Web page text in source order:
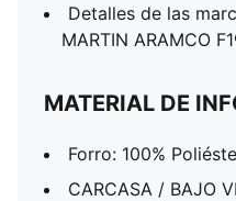
Detalles de las
MARTIN ARAMCO
MATERIAL DE
Forro: 100%
CARCASA / BAJO